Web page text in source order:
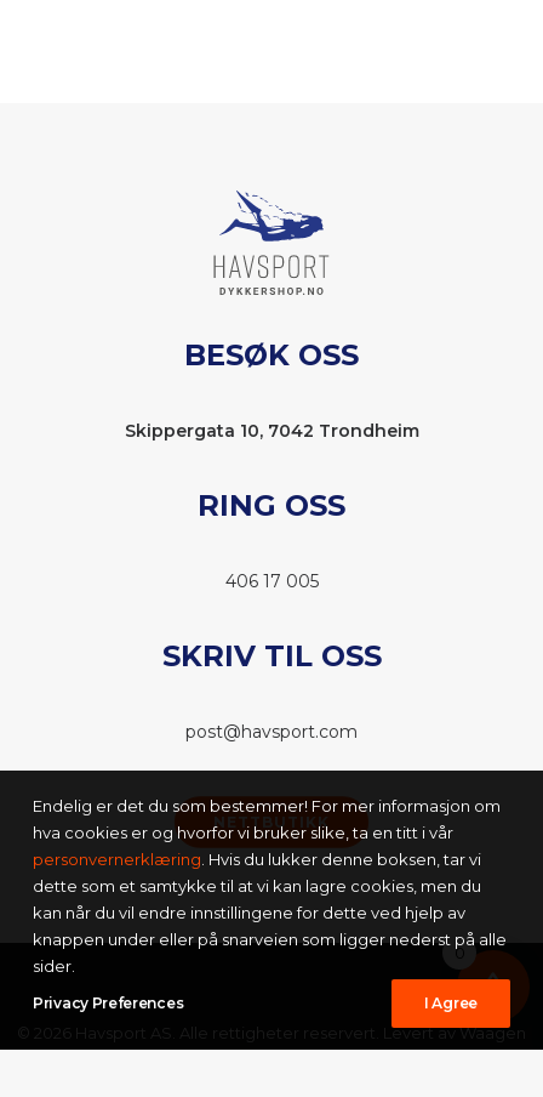
BESØK OSS
Skippergata 10, 7042 Trondheim
RING OSS
406 17 005
SKRIV TIL OSS
post@havsport.com
NETTBUTIKK
© 2026 Havsport AS. Alle rettigheter reservert. Levert avWaagen
Endelig er det du som bestemmer! For mer informasjon om
hva cookies er og hvorfor vi bruker slike, ta en titt i vår
personvernerklæring . Hvis du lukker denne boksen, tar vi
dette som et samtykke til at vi kan lagre cookies, men du
kan når du vil endre innstillingene for dette ved hjelp av
knappen under eller på snarveien som ligger nederst på alle
sider.
Privacy Preferences I Agree
0